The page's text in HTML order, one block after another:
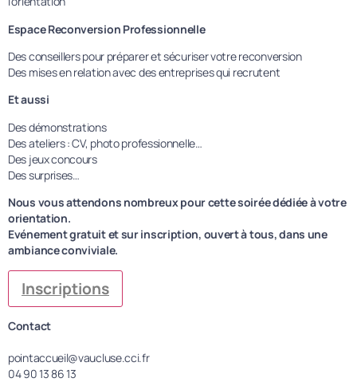
Espace Reconversion Professionnelle
Des conseillers pour préparer et sécuriser votre reconversion
Des mises en relation avec des entreprises qui recrutent
Et aussi
Des démonstrations
Des ateliers : CV, photo professionnelle…
Des jeux concours
Des surprises…
Nous vous attendons nombreux pour cette soirée dédiée à votre
orientation.
Evénement gratuit et sur inscription, ouvert à tous, dans une
ambiance conviviale.
Inscriptions
Contact
pointaccueil@vaucluse.cci.fr
04 90 13 86 13